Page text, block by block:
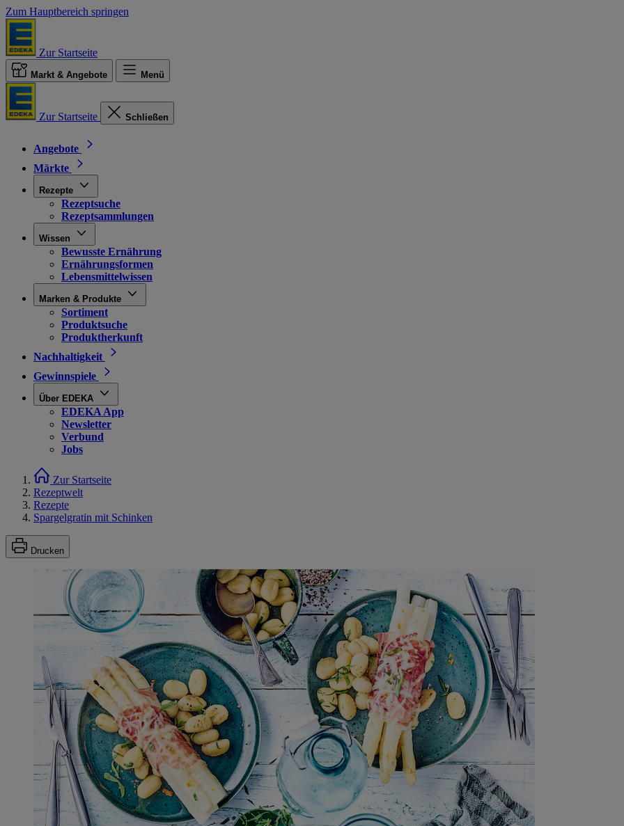
Zum Hauptbereich springen
Zur Startseite
Markt & Angebote Menü
Zur Startseite Schließen
Angebote
Märkte
Rezepte
Rezeptsuche
Rezeptsammlungen
Wissen
Bewusste Ernährung
Ernährungsformen
Lebensmittelwissen
Marken & Produkte
Sortiment
Produktsuche
Produktherkunft
Nachhaltigkeit
Gewinnspiele
Über EDEKA
EDEKA App
Newsletter
Verbund
Jobs
Zur Startseite
Rezeptwelt
Rezepte
Spargelgratin mit Schinken
Drucken